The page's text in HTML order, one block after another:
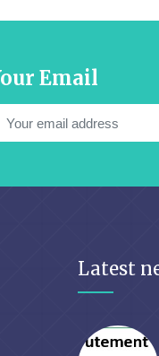
Email
Latest